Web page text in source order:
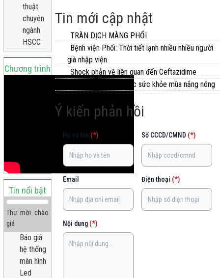
thuật
chuyên
ngành
HSCC
Chương trình
Tin nổi bật
Thư mời chào
giá
Báo giá
hệ thống
màn hình
Led
Tin mới cập nhật
TRÀN DỊCH MÀNG PHỔI
Bệnh viện Phổi: Thời tiết lạnh nhiều nhiều người
già nhập viện
Shock phản vệ liên quan đến Ceftazidime
Hướng dẫn chăm sóc sức khỏe mùa nắng nóng
Ý kiến phản hồi
Họ và tên (*) Số CCCD/CMND (*)
Email Điện thoại (*)
Nội dung (*)